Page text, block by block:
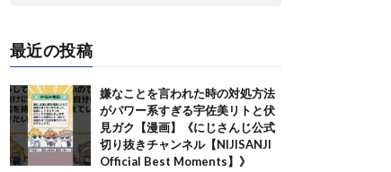
最近の投稿
嫌なことを言われた時の対処方法
がパワー系すぎる宇佐美リトと伏
見ガク【漫画】《にじさんじ公式
切り抜きチャンネル【NIJISANJI
Official Best Moments】》